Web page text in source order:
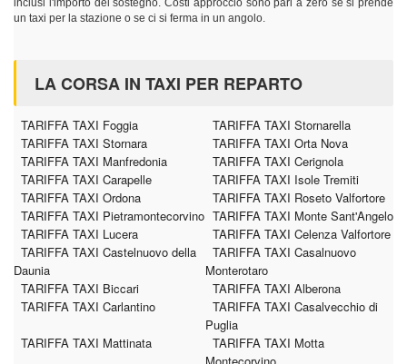
inclusi l'importo del sostegno. Costi approccio sono pari a zero se si prende
un taxi per la stazione o se ci si ferma in un angolo.
LA CORSA IN TAXI PER REPARTO
TARIFFA TAXI Foggia
TARIFFA TAXI Stornarella
TARIFFA TAXI Stornara
TARIFFA TAXI Orta Nova
TARIFFA TAXI Manfredonia
TARIFFA TAXI Cerignola
TARIFFA TAXI Carapelle
TARIFFA TAXI Isole Tremiti
TARIFFA TAXI Ordona
TARIFFA TAXI Roseto Valfortore
TARIFFA TAXI Pietramontecorvino TARIFFA TAXI Monte Sant'Angelo
TARIFFA TAXI Lucera
TARIFFA TAXI Celenza Valfortore
TARIFFA TAXI Castelnuovo della
Daunia
TARIFFA TAXI Casalnuovo
Monterotaro
TARIFFA TAXI Biccari
TARIFFA TAXI Alberona
TARIFFA TAXI Carlantino
TARIFFA TAXI Casalvecchio di
Puglia
TARIFFA TAXI Mattinata
TARIFFA TAXI Motta